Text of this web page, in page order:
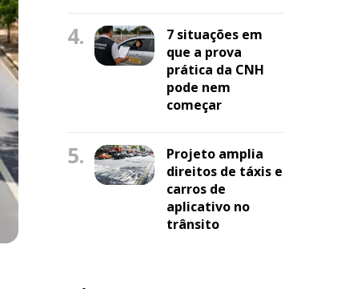
4.
7 situações em
que a prova
prática da CNH
pode nem
começar
5.
Projeto amplia
direitos de táxis e
carros de
aplicativo no
trânsito